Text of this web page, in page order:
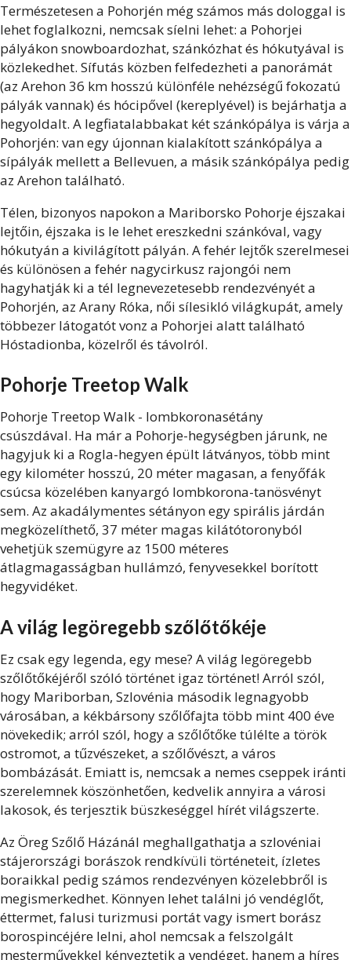
Természetesen a Pohorjén még számos más dologgal is
lehet foglalkozni, nemcsak síelni lehet: a Pohorjei
pályákon snowboardozhat, szánkózhat és hókutyával is
közlekedhet. Sífutás közben felfedezheti a panorámát
(az Arehon 36 km hosszú különféle nehézségű fokozatú
pályák vannak) és hócipővel (kereplyével) is bejárhatja a
hegyoldalt. A legfiatalabbakat két szánkópálya is várja a
Pohorjén: van egy újonnan kialakított szánkópálya a
sípályák mellett a Bellevuen, a másik szánkópálya pedig
az Arehon található.
Télen, bizonyos napokon a Mariborsko Pohorje éjszakai
lejtőin, éjszaka is le lehet ereszkedni szánkóval, vagy
hókutyán a kivilágított pályán. A fehér lejtők szerelmesei
és különösen a fehér nagycirkusz rajongói nem
hagyhatják ki a tél legnevezetesebb rendezvényét a
Pohorjén, az Arany Róka, női sílesikló világkupát, amely
többezer látogatót vonz a Pohorjei alatt található
Hóstadionba, közelről és távolról.
Pohorje Treetop Walk
Pohorje Treetop Walk - lombkoronasétány
csúszdával. Ha már a Pohorje-hegységben járunk, ne
hagyjuk ki a Rogla-hegyen épült látványos, több mint
egy kilométer hosszú, 20 méter magasan, a fenyőfák
csúcsa közelében kanyargó lombkorona-tanösvényt
sem. Az akadálymentes sétányon egy spirális járdán
megközelíthető, 37 méter magas kilátótoronyból
vehetjük szemügyre az 1500 méteres
átlagmagasságban hullámzó, fenyvesekkel borított
hegyvidéket.
A világ legöregebb szőlőtőkéje
Ez csak egy legenda, egy mese? A világ legöregebb
szőlőtőkéjéről szóló történet igaz történet! Arról szól,
hogy Mariborban, Szlovénia második legnagyobb
városában, a kékbársony szőlőfajta több mint 400 éve
növekedik; arról szól, hogy a szőlőtőke túlélte a török
ostromot, a tűzvészeket, a szőlővészt, a város
bombázását. Emiatt is, nemcsak a nemes cseppek iránti
szerelemnek köszönhetően, kedvelik annyira a városi
lakosok, és terjesztik büszkeséggel hírét világszerte.
Az Öreg Szőlő Házánál meghallgathatja a szlovéniai
stájerországi borászok rendkívüli történeteit, ízletes
boraikkal pedig számos rendezvényen közelebbről is
megismerkedhet. Könnyen lehet találni jó vendéglőt,
éttermet, falusi turizmusi portát vagy ismert borász
borospincéjére lelni, ahol nemcsak a felszolgált
mesterművekkel kényeztetik a vendéget, hanem a híres